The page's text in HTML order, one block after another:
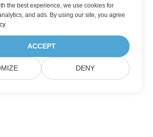
the best experience, we use cookies for
and ads. By using our site, you agree
.
ACCEPT
DENY